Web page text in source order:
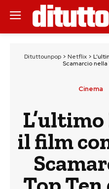
Dituttounpop> Netflix>
Scamarcio
Cinema
il film